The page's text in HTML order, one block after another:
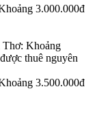
3.000.000đ
Thơ: Khoảng
thuê nguyên
3.500.000đ